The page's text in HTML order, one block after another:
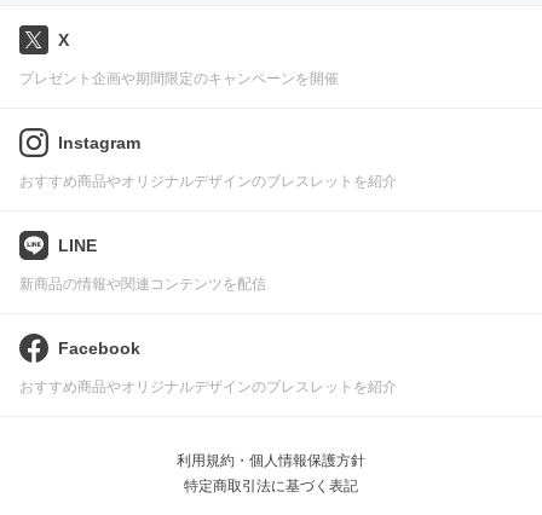
X
プレゼント企画や期間限定のキャンペーンを開催
Instagram
おすすめ商品やオリジナルデザインのブレスレットを紹介
LINE
新商品の情報や関連コンテンツを配信
Facebook
おすすめ商品やオリジナルデザインのブレスレットを紹介
利用規約・個人情報保護方針
特定商取引法に基づく表記